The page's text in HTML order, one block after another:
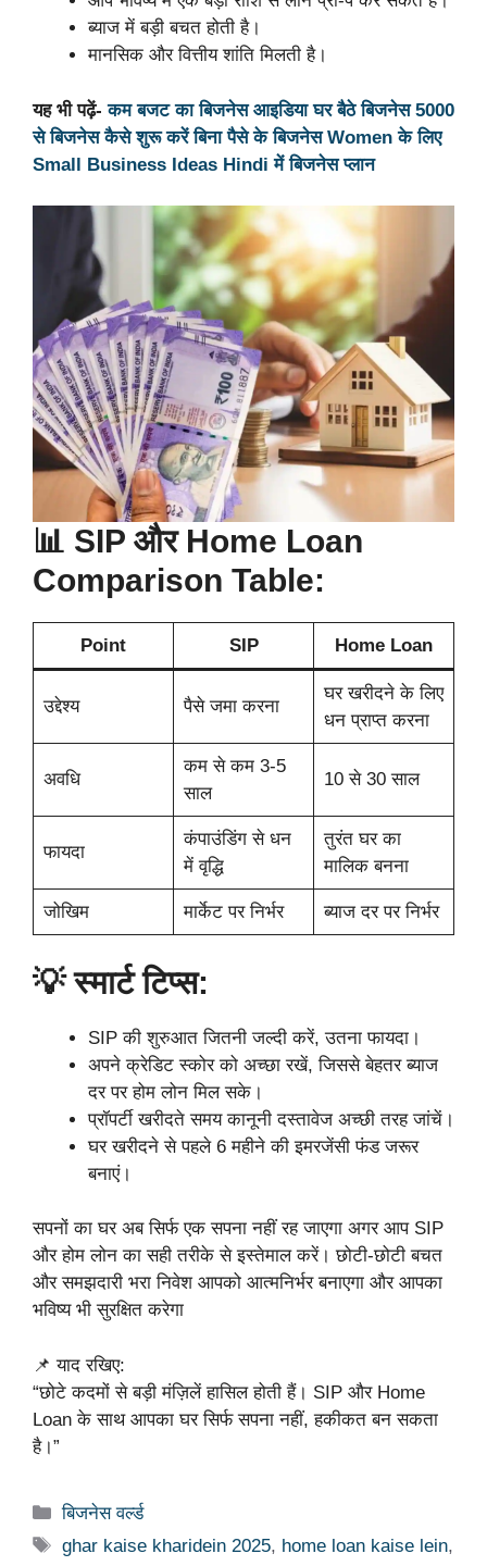
ब्याज में बड़ी बचत होती है।
मानसिक और वित्तीय शांति मिलती है।
यह भी पढ़ें-कम बजट का बिजनेस आइडिया घर बैठे बिजनेस 5000
से बिजनेस कैसे शुरू करें बिना पैसे के बिजनेस Women के लिए
Small Business Ideas Hindi में बिजनेस प्लान
📊 SIP और Home Loan
Comparison Table:
Point SIP Home Loan
उद्देश्य पैसे जमा करना
घर खरीदने के लिए
धन प्राप्त करना
अवधि
कम से कम 3-5
साल
10 से 30 साल
फायदा
कंपाउंडिंग से धन
में वृद्धि
तुरंत घर का
मालिक बनना
जोखिम मार्केट पर निर्भर ब्याज दर पर निर्भर
💡 स्मार्ट टिप्स:
SIP की शुरुआत जितनी जल्दी करें, उतना फायदा।
अपने क्रेडिट स्कोर को अच्छा रखें, जिससे बेहतर ब्याज
दर पर होम लोन मिल सके।
प्रॉपर्टी खरीदते समय कानूनी दस्तावेज अच्छी तरह जांचें।
घर खरीदने से पहले 6 महीने की इमरजेंसी फंड जरूर
बनाएं।
सपनों का घर अब सिर्फ एक सपना नहीं रह जाएगा अगर आप SIP
और होम लोन का सही तरीके से इस्तेमाल करें। छोटी-छोटी बचत
और समझदारी भरा निवेश आपको आत्मनिर्भर बनाएगा और आपका
भविष्य भी सुरक्षित करेगा
📌 याद रखिए:
“छोटे कदमों से बड़ी मंज़िलें हासिल होती हैं। SIP और Home
Loan के साथ आपका घर सिर्फ सपना नहीं, हकीकत बन सकता
है।”
Categories
बिजनेस वर्ल्ड
Tags
ghar kaise kharidein 2025, home loan kaise lein,